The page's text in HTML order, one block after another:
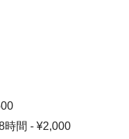
時間 - ¥2,000